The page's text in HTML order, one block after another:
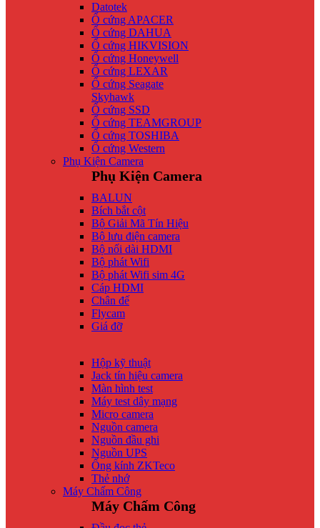
Datotek
Ổ cứng APACER
Ổ cứng DAHUA
Ổ cứng HIKVISION
Ổ cứng Honeywell
Ổ cứng LEXAR
Ổ cứng Seagate
Skyhawk
Ổ cứng SSD
Ổ cứng TEAMGROUP
Ổ cứng TOSHIBA
Ổ cứng Western
Phụ Kiện Camera
Phụ Kiện Camera
BALUN
Bích bắt cột
Bộ Giải Mã Tín Hiệu
Bộ lưu điện camera
Bộ nối dài HDMI
Bộ phát Wifi
Bộ phát Wifi sim 4G
Cáp HDMI
Chân đế
Flycam
Giá đỡ
Hộp kỹ thuật
Jack tín hiệu camera
Màn hình test
Máy test dây mạng
Micro camera
Nguồn camera
Nguồn đầu ghi
Nguồn UPS
Ống kính ZKTeco
Thẻ nhớ
Máy Chấm Công
Máy Chấm Công